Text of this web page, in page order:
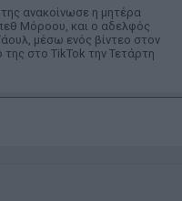
ανακοίνωσε η μητέρα
Μόροου, και ο αδελφός
μέσω ενός βίντεο στον
της στο TikTok την Τετάρτη